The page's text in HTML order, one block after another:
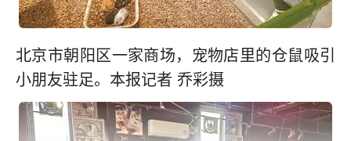
北京市朝阳区一家商场，宠物店里的仓鼠吸引
小朋友驻足。本报记者 乔彩摄